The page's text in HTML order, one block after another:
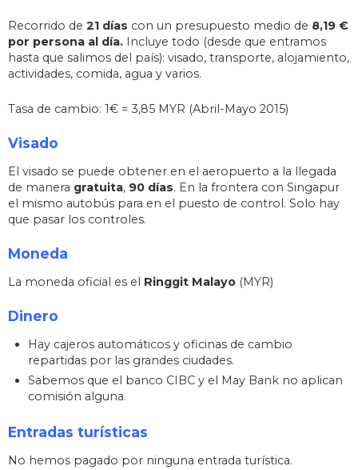
Recorrido de 21 días con un presupuesto medio de 8,19 €
por persona al día. Incluye todo (desde que entramos
hasta que salimos del país): visado, transporte, alojamiento,
actividades, comida, agua y varios.
Tasa de cambio: 1€ = 3,85 MYR (Abril-Mayo 2015)
Visado
El visado se puede obtener en el aeropuerto a la llegada
de manera gratuita, 90 días. En la frontera con Singapur
el mismo autobús para en el puesto de control. Solo hay
que pasar los controles.
Moneda
La moneda oficial es el Ringgit Malayo (MYR)
Dinero
Hay cajeros automáticos y oficinas de cambio
repartidas por las grandes ciudades.
Sabemos que el banco CIBC y el May Bank no aplican
comisión alguna.
Entradas turísticas
No hemos pagado por ninguna entrada turística.